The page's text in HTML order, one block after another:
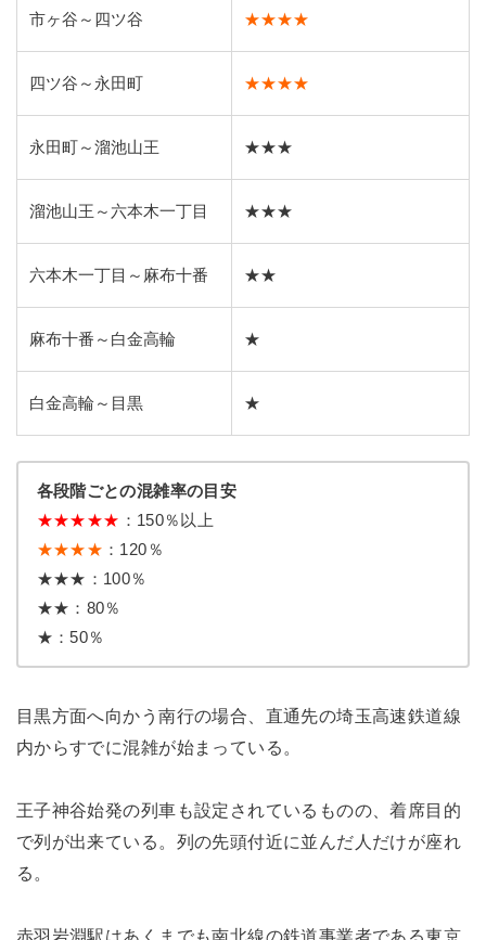
市ヶ谷～四ツ谷 ★★★★
四ツ谷～永田町 ★★★★
永田町～溜池山王 ★★★
溜池山王～六本木一丁目 ★★★
六本木一丁目～麻布十番 ★★
麻布十番～白金高輪 ★
白金高輪～目黒 ★
各段階ごとの混雑率の目安
★★★★★ ：150％以上
★★★★ ：120％
★★★：100％
★★：80％
★：50％
目黒方面へ向かう南行の場合、直通先の埼玉高速鉄道線
内からすでに混雑が始まっている。
王子神谷始発の列車も設定されているものの、着席目的
で列が出来ている。列の先頭付近に並んだ人だけが座れ
る。
赤羽岩淵駅はあくまでも南北線の鉄道事業者である東京